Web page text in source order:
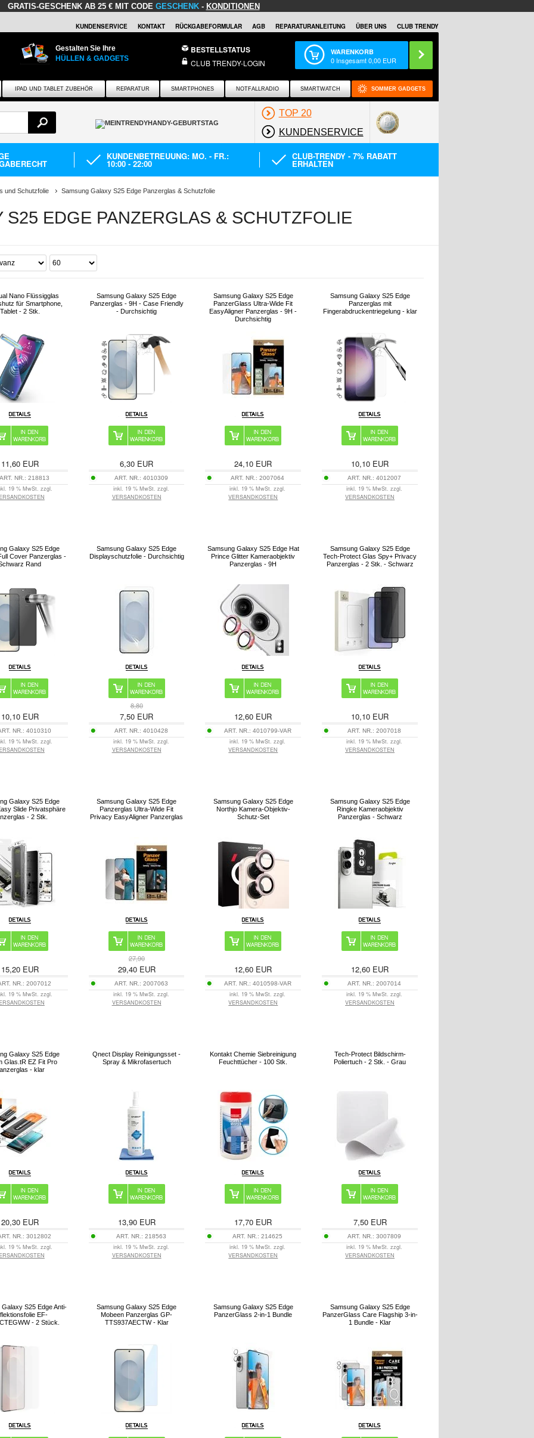
GRATIS-GESCHENK AB 25 € MIT CODE GESCHENK- KONDITIONEN
KUNDENSERVICE KONTAKT RÜCKGABEFORMULAR AGB REPARATURANLEITUNG ÜBER UNS CLUB TRENDY
Gestalten Sie Ihre
HÜLLEN & GADGETS
BESTELLSTATUS
CLUB TRENDY-LOGIN
WARENKORB
0 Insgesamt0,00 EUR
IPAD UND TABLET ZUBEHÖR REPARATUR SMARTPHONES NOTFALLRADIO SMARTWATCH SOMMER GADGETS
TOP 20
KUNDENSERVICE
KUNDENBETREUUNG: MO. - FR.:
10:00 - 22:00
CLUB-TRENDY - 7% RABATT
ERHALTEN
und Schutzfolie Samsung Galaxy S25 Edge Panzerglas & Schutzfolie
S25 EDGE PANZERGLAS & SCHUTZFOLIE
Nano Flüssigglas
für Smartphone,
Tablet - 2 Stk.
11,60EUR
ART. NR.: 218813
19 % MwSt. zzgl.
Samsung Galaxy S25 Edge
Panzerglas - 9H - Case Friendly
- Durchsichtig
6,30 EUR
ART. NR.: 4010309
inkl. 19 % MwSt. zzgl.
VERSANDKOSTEN
Samsung Galaxy S25 Edge
PanzerGlass Ultra-Wide Fit
EasyAligner Panzerglas - 9H -
Durchsichtig
24,10 EUR
ART. NR.:2007064
inkl. 19 % MwSt. zzgl.
VERSANDKOSTEN
Samsung Galaxy S25 Edge
Panzerglas mit
Fingerabdruckentriegelung - klar
10,10 EUR
ART. NR.:4012007
inkl. 19 % MwSt. zzgl.
VERSANDKOSTEN
Galaxy S25 Edge
Cover Panzerglas -
Rand
10,10EUR
NR.: 4010310
19 % MwSt. zzgl.
Samsung Galaxy S25 Edge
Displayschutzfolie - Durchsichtig
8,80
7,50 EUR
ART. NR.: 4010428
inkl. 19 % MwSt. zzgl.
VERSANDKOSTEN
Samsung Galaxy S25 Edge Hat
Prince Glitter Kameraobjektiv
Panzerglas - 9H
12,60 EUR
ART. NR.: 4010799-VAR
inkl. 19 % MwSt. zzgl.
VERSANDKOSTEN
Samsung Galaxy S25 Edge
Tech-Protect Glas Spy+ Privacy
Panzerglas - 2 Stk. - Schwarz
10,10 EUR
ART. NR.:2007018
inkl. 19 % MwSt. zzgl.
VERSANDKOSTEN
Galaxy S25 Edge
Slide Privatsphäre
- 2 Stk.
15,20EUR
NR.: 2007012
19 % MwSt. zzgl.
Samsung Galaxy S25 Edge
Panzerglas Ultra-Wide Fit
Privacy EasyAligner Panzerglas
27,90
29,40EUR
ART. NR.: 2007063
inkl. 19 % MwSt. zzgl.
VERSANDKOSTEN
Samsung Galaxy S25 Edge
Northjo Kamera-Objektiv-
Schutz-Set
12,60 EUR
ART. NR.: 4010598-VAR
inkl. 19 % MwSt. zzgl.
VERSANDKOSTEN
Samsung Galaxy S25 Edge
Ringke Kameraobjektiv
Panzerglas - Schwarz
12,60 EUR
ART. NR.:2007014
inkl. 19 % MwSt. zzgl.
VERSANDKOSTEN
Galaxy S25 Edge
Glas.tR EZ Fit Pro
- klar
20,30EUR
NR.: 3012802
19 % MwSt. zzgl.
Qnect Display Reinigungsset -
Spray & Mikrofasertuch
13,90EUR
ART. NR.: 218563
inkl. 19 % MwSt. zzgl.
VERSANDKOSTEN
Kontakt Chemie Siebreinigung
Feuchttücher - 100 Stk.
17,70 EUR
ART. NR.:214625
inkl. 19 % MwSt. zzgl.
VERSANDKOSTEN
Tech-Protect Bildschirm-
Poliertuch - 2 Stk. - Grau
7,50EUR
ART. NR.:3007809
inkl. 19 % MwSt. zzgl.
VERSANDKOSTEN
Galaxy S25 Edge Anti-
EF-
- 2 Stück.
Samsung Galaxy S25 Edge
Mobeen Panzerglas GP-
TTS937AECTW - Klar
Samsung Galaxy S25 Edge
PanzerGlass 2-in-1 Bundle
Samsung Galaxy S25 Edge
PanzerGlass Care Flagship 3-in-
1 Bundle - Klar